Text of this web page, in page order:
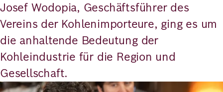
Josef Wodopia, Geschäftsführer des
Vereins der Kohlenimporteure, ging es um
die anhaltende Bedeutung der
Kohleindustrie für die Region und
Gesellschaft.
Bild